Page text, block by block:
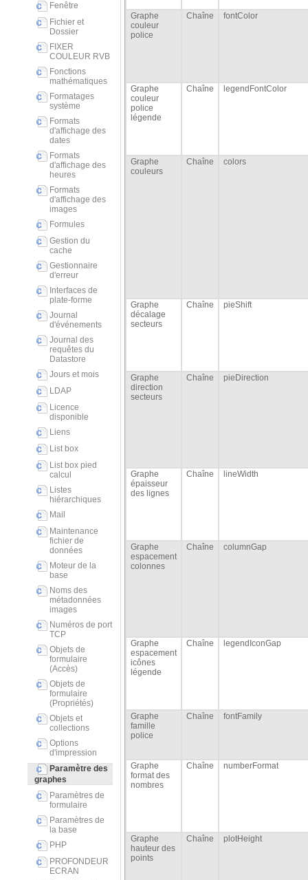
Fenêtre
Fichier et
Dossier
FIXER
COULEUR RVB
Fonctions
mathématiques
Formatages
système
Formats
d'affichage des
dates
Formats
d'affichage des
heures
Formats
d'affichage des
images
Formules
Gestion du
cache
Gestionnaire
d'erreur
Interfaces de
plate-forme
Journal
d'événements
Journal des
requêtes du
Datastore
Jours et mois
LDAP
Licence
disponible
Liens
List box
List box pied
calcul
Listes
hiérarchiques
Mail
Maintenance
fichier de
données
Moteur de la
base
Noms des
métadonnées
images
Numéros de port
TCP
Objets de
formulaire
(Accès)
Objets de
formulaire
(Propriétés)
Objets et
collections
Options
d'impression
Paramètre des
graphes
Paramètres de
formulaire
Paramètres de
la base
PHP
PROFONDEUR
ECRAN
Graphe
couleur
police
Chaîne fontColor
Graphe
couleur
police
légende
Chaîne legendFontColor
Graphe
couleurs
Chaîne colors
Graphe
décalage
secteurs
Chaîne pieShift
Graphe
direction
secteurs
Chaîne pieDirection
Graphe
épaisseur
des lignes
Chaîne lineWidth
Graphe
espacement
colonnes
Chaîne columnGap
Graphe
espacement
icônes
légende
Chaîne legendIconGap
Graphe
famille
police
Chaîne fontFamily
Graphe
format des
nombres
Chaîne numberFormat
Graphe
hauteur des
points
Chaîne plotHeight